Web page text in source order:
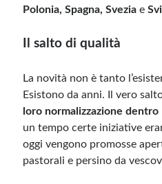
Polonia, Spagna, Svezia e
Il salto di qualità
La novità non è tanto
Esistono da anni. Il vero
loro normalizzazione
un tempo certe iniziative
oggi vengono promosse
pastorali e persino da